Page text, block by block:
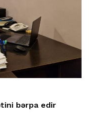
bərpa edir